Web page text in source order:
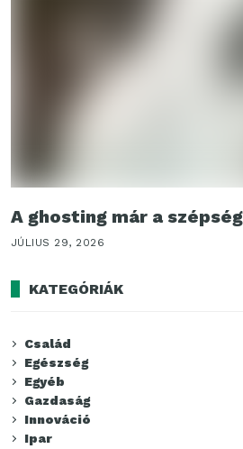
A ghosting már a
JÚLIUS 29, 2026
KATEGÓRIÁK
Család
Egészség
Egyéb
Gazdaság
Innováció
Ipar